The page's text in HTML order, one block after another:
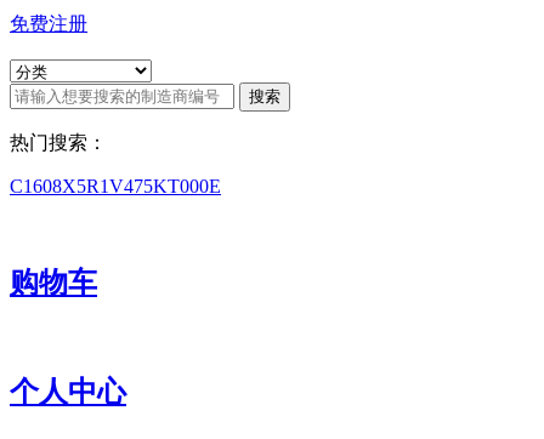
免费注册
热门搜索：
C1608X5R1V475KT000E
购物车
个人中心